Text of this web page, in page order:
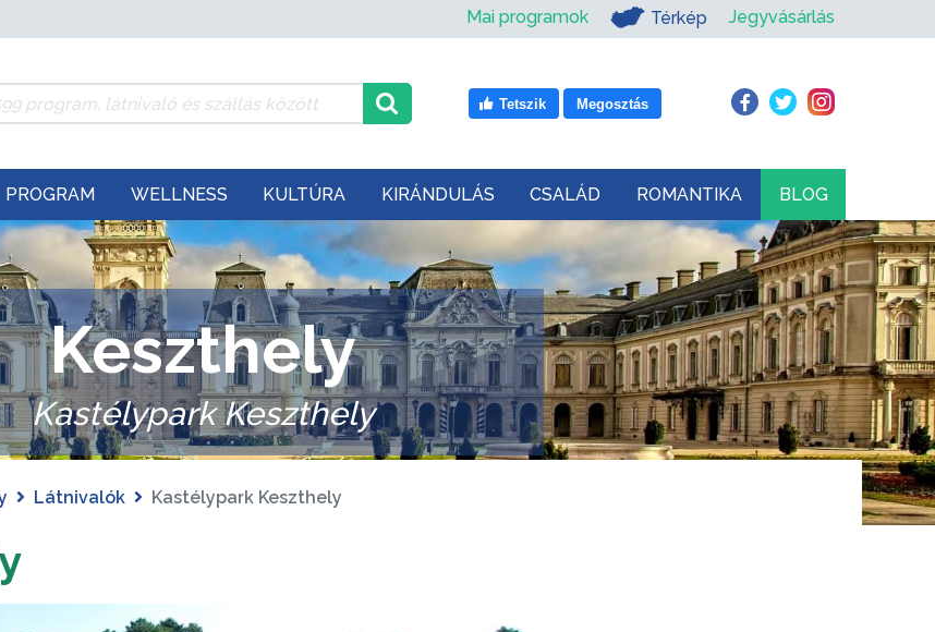
Mai programok Térkép Jegyvásárlás
Tetszik Megosztás
PROGRAM WELLNESS KULTÚRA KIRÁNDULÁS CSALÁD ROMANTIKA BLOG
Keszthely
Kastélypark Keszthely
Látnivalók Kastélypark Keszthely